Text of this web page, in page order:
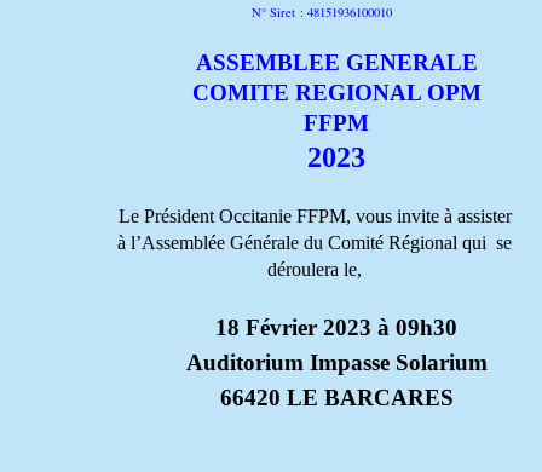
N° Siret : 48151936100010
ASSEMBLEE GENERALE
COMITE REGIONAL OPM
FFPM
2023
Le Président Occitanie FFPM, vous invite à assister
à l’Assemblée Générale du Comité Régional qui se
déroulera le,
18 Février 2023 à 09h30
Auditorium Impasse Solarium
66420 LE BARCARES